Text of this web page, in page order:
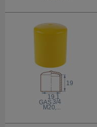
19.1
19
GAS 3/4
,...
M20